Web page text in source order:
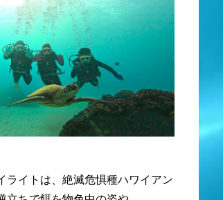
ライトは、絶滅危惧種ハワイアン